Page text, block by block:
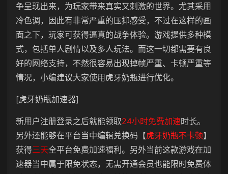
争呈现出来，为玩家带来真实又刺激的世界。尤其采用
冷色调，因此有非常严重的压抑感受，不过在这样的画
面之下，玩家可获得逼真的战争体验。游戏提供多种模
式，包括单人剧情以及多人玩法。而这一切都需要有良
好的网络支持，不然很容易出现掉帧严重、卡顿严重等
情况，小编建议大家使用虎牙奶瓶进行优化。
[虎牙奶瓶加速器]
新用户注册登录之后就能领取24小时免费加速时长。
另外还能够在平台当中编辑兑换码【虎牙奶瓶不卡顿】
获得三天全平台免费加速福利。另外当前这款游戏在加
速器当中属于限免状态，无需开通会员也能限时免费体